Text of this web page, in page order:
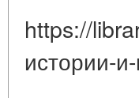
https://
истории-